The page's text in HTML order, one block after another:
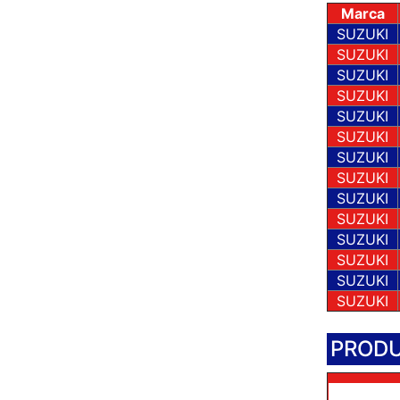
Marca
SUZUKI
SUZUKI
SUZUKI
SUZUKI
SUZUKI
SUZUKI
SUZUKI
SUZUKI
SUZUKI
SUZUKI
SUZUKI
SUZUKI
SUZUKI
SUZUKI